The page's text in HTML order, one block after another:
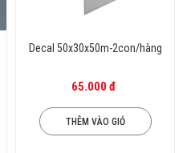
Decal 50x30x50m-2con/hàng
65.000 đ
THÊM VÀO GIỎ